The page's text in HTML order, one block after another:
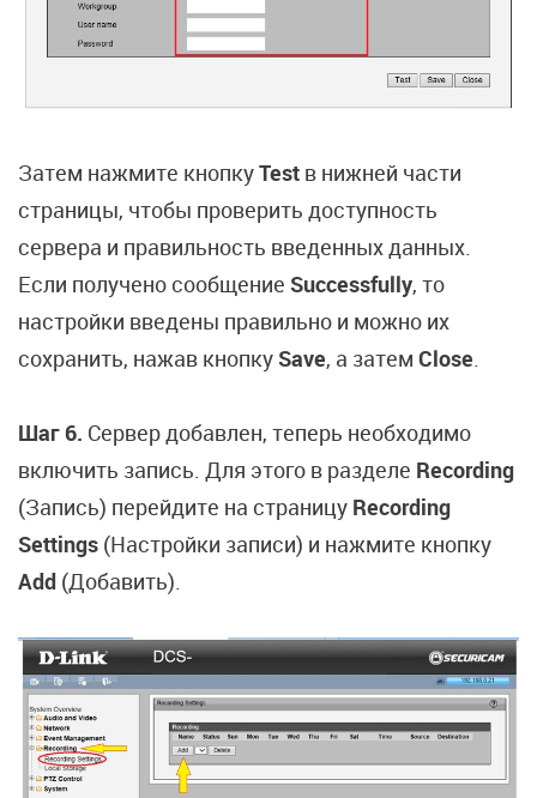
Затем нажмите кнопкуTest в нижней части
страницы, чтобы проверить доступность
сервера и правильность введенных данных.
Если получено сообщение Successfully, то
настройки введены правильно и можно их
сохранить, нажав кнопкуSave, а затем Close
Шаг 6. Сервер добавлен, теперь необходимо
включить запись. Для этого в разделе Recording
(Запись) перейдите на страницу Recording
Settings (Настройки записи) и нажмите кнопку
Add (Добавить).